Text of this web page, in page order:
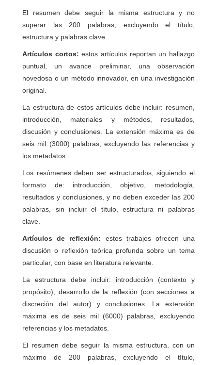
El resumen debe seguir la misma estructura y no
superar las 200 palabras, excluyendo el título,
estructura y palabras clave.
Artículos cortos: estos artículos reportan un hallazgo
puntual, un avance preliminar, una observación
novedosa o un método innovador, en una investigación
original.
La estructura de estos artículos debe incluir: resumen,
introducción, materiales y métodos, resultados,
discusión y conclusiones. La extensión máxima es de
seis mil (3000) palabras, excluyendo las referencias y
los metadatos.
Los resúmenes deben ser estructurados, siguiendo el
formato de: introducción, objetivo, metodología,
resultados y conclusiones, y no deben exceder las 200
palabras, sin incluir el título, estructura ni palabras
clave.
Artículos de reflexión: estos trabajos ofrecen una
discusión o reflexión teórica profunda sobre un tema
particular, con base en literatura relevante.
La estructura debe incluir: introducción (contexto y
propósito), desarrollo de la reflexión (con secciones a
discreción del autor) y conclusiones. La extensión
máxima es de seis mil (6000) palabras, excluyendo
referencias y los metadatos.
El resumen debe seguir la misma estructura, con un
máximo de 200 palabras, excluyendo el título,